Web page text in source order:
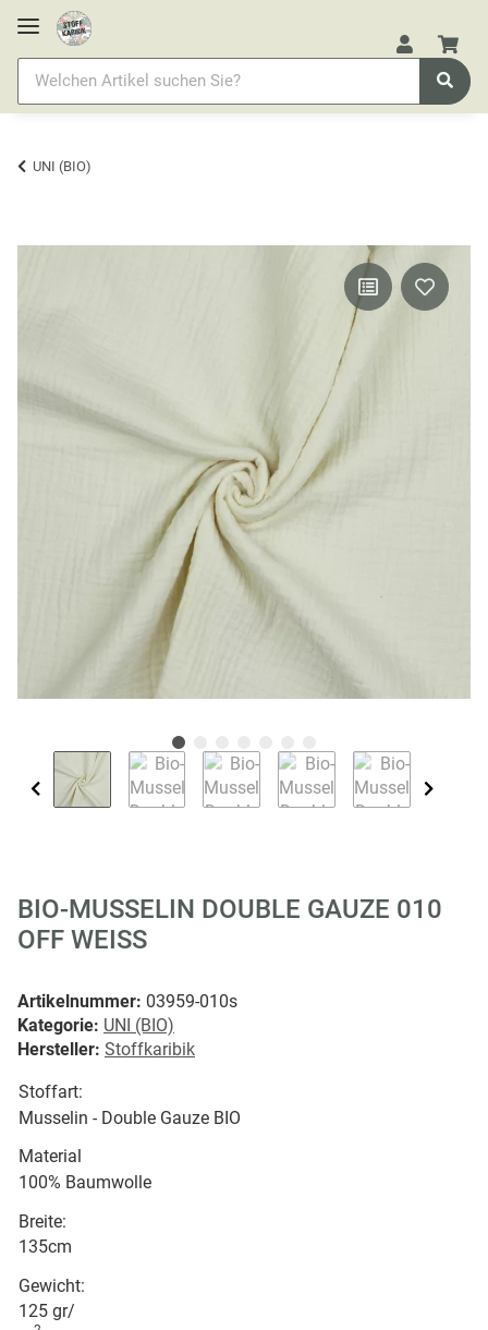
UNI (BIO)
BIO-MUSSELIN DOUBLE GAUZE 010
OFF WEISS
Artikelnummer: 03959-010s
Kategorie: UNI (BIO)
Hersteller: Stoffkaribik
Stoffart:
Musselin - Double Gauze BIO
Material
100% Baumwolle
Breite:
135cm
Gewicht:
125 gr/